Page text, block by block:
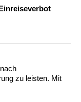
zu leisten. Mit